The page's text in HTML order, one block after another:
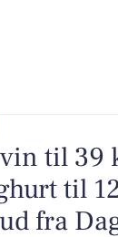
til 39
til
fra